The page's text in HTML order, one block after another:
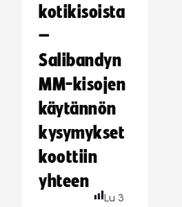
kotikisoista
–
Salibandyn
MM-kisojen
käytännön
kysymykset
koottiin
yhteen
Lu 3